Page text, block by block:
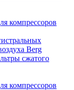
компрессоров
Berg
сжатого
компрессоров